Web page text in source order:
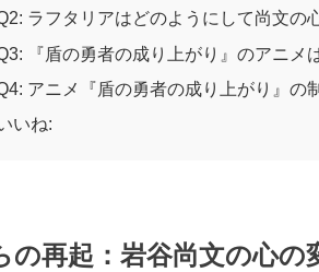
ラフタリアはどのようにして尚文の
『盾の勇者の成り上がり』のアニメ
アニメ『盾の勇者の成り上がり』の
いね:
の再起：岩谷尚文の心の